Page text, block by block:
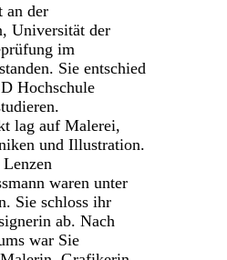
an der
Universität der
im
Sie entschied
Hochschule
lag auf Malerei,
und Illustration.
waren unter
Sie schloss ihr
ab. Nach
war Sie